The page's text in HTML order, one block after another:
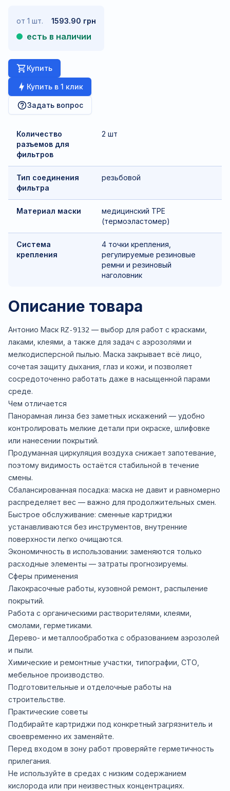
от 1 шт. 1593.90 грн
есть в наличии
Купить
Купить в 1 клик
Задать вопрос
Количество
разъемов для
фильтров
2 шт
Тип соединения
фильтра
резьбовой
Материал маски
медицинский TPE
(термоэластомер)
Система
крепления
4 точки крепления,
регулируемые резиновые
ремни и резиновый
наголовник
Описание товара
Антонио Маск RZ-9132 — выбор для работ с красками,
лаками, клеями, а также для задач с аэрозолями и
мелкодисперсной пылью. Маска закрывает всё лицо,
сочетая защиту дыхания, глаз и кожи, и позволяет
сосредоточенно работать даже в насыщенной парами
среде.
Чем отличается
Панорамная линза без заметных искажений — удобно
контролировать мелкие детали при окраске, шлифовке
или нанесении покрытий.
Продуманная циркуляция воздуха снижает запотевание,
поэтому видимость остаётся стабильной в течение
смены.
Сбалансированная посадка: маска не давит и равномерно
распределяет вес — важно для продолжительных смен.
Быстрое обслуживание: сменные картриджи
устанавливаются без инструментов, внутренние
поверхности легко очищаются.
Экономичность в использовании: заменяются только
расходные элементы — затраты прогнозируемы.
Сферы применения
Лакокрасочные работы, кузовной ремонт, распыление
покрытий.
Работа с органическими растворителями, клеями,
смолами, герметиками.
Дерево- и металлообработка с образованием аэрозолей
и пыли.
Химические и ремонтные участки, типографии, СТО,
мебельное производство.
Подготовительные и отделочные работы на
строительстве.
Практические советы
Подбирайте картриджи под конкретный загрязнитель и
своевременно их заменяйте.
Перед входом в зону работ проверяйте герметичность
прилегания.
Не используйте в средах с низким содержанием
кислорода или при неизвестных концентрациях.